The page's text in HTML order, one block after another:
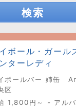
検索
ボール・ガール
ターレディ
ボールバー 姉缶
区
1,800円～ - アルバ